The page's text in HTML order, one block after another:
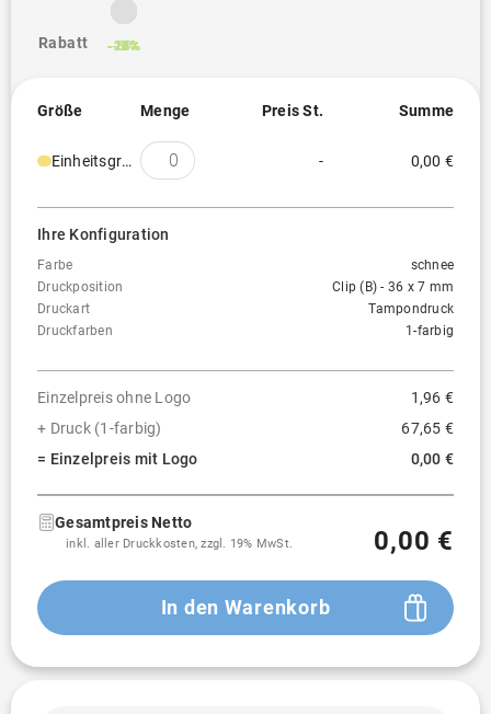
Rabatt -9%
-12%
-15%
-16%
-18%
-20%
-21%
Größe Menge Preis St. Summe
Einheitsgröße - 0,00 €
Ihre Konfiguration
Farbe
schnee
Druckposition
Clip (B) - 36 x 7 mm
Druckart
Tampondruck
Druckfarben
1-farbig
Einzelpreis ohne Logo
1,96 €
+ Druck (1-farbig)
67,65 €
= Einzelpreis mit Logo
0,00 €
Gesamtpreis Netto
inkl. aller Druckkosten, zzgl. 19% MwSt. 0,00 €
In den Warenkorb